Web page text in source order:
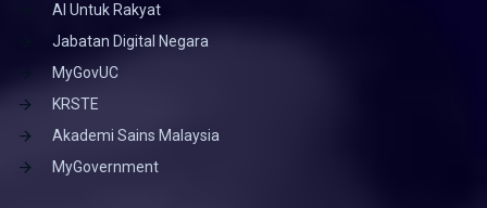
AI Untuk Rakyat
Jabatan Digital Negara
MyGovUC
KRSTE
Akademi Sains Malaysia
MyGovernment